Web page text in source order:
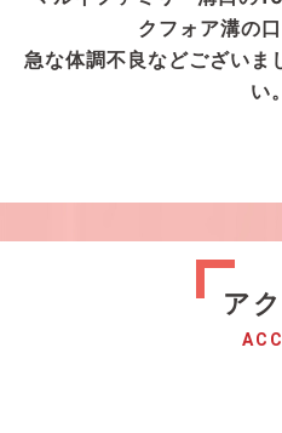
クフォア溝の
急な体調不良などございま
い。
ア